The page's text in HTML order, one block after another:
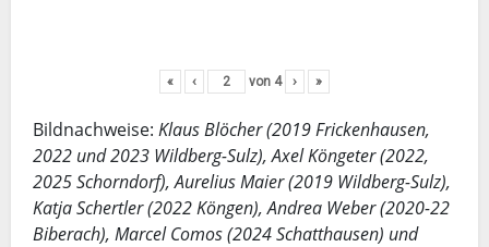
« ‹ von 4 › »
Bildnachweise: Klaus Blöcher (2019 Frickenhausen,
2022 und 2023 Wildberg-Sulz), Axel Köngeter (2022,
2025 Schorndorf), Aurelius Maier (2019 Wildberg-Sulz),
Katja Schertler (2022 Köngen), Andrea Weber (2020-22
Biberach), Marcel Comos (2024 Schatthausen) und